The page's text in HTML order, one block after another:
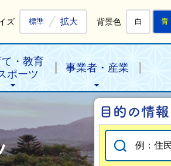
ズ 標準 拡大 背景色 白 青
・教育
ポーツ
事業者・産業